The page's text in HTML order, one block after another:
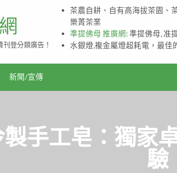
登分類廣告！
茶農自耕、自有高海拔茶園、
樂菁茶業
準提佛母 推廣網: 準提佛母, 准
水銀燈,複金屬燈超耗電，最佳
新聞/宣傳
手工皂：獨家
驗